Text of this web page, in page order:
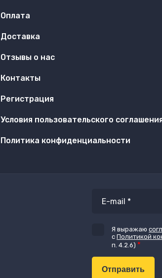
Оплата
Доставка
Отзывы о нас
Контакты
Регистрация
Условия пользовательского
Политика конфиденциальности
Я выражаю
сПолитикой
п. 4.2.6)​​​​​​ *
Отправить